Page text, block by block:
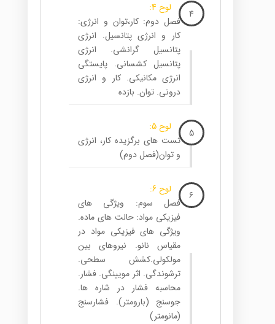
4
لوح 4:
فصل دوم: کار،توان و انرژی:
کار و انرژی پتانسیل. انرژی
پتانسیل گرانشی. انرژی
پتانسیل کشسانی. پایستگی
انرژی مکانیکی. کار و انرژی
درونی. توان. بازده
5
لوح 5:
تست های برگزیده کار، انرژی
و توان(فصل دوم)
6
لوح 6:
فصل سوم: ویژگی های
فیزیکی مواد: حالت های ماده.
ویژگی های فیزیکی مواد در
مقیاس نانو. نیروهای بین
مولکولی.کشش سطحی.
ترشوندگی. اثر مویینگی. فشار.
محاسبه فشار در شاره ها.
جوسنج (بارومتر). فشارسنج
(مانومتر)